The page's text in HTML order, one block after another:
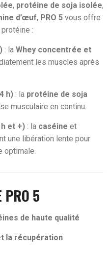
, protéine de soja isolée,
d’œuf, PRO 5 vous offre
:
: laWhey concentrée et
les muscles après
h) : la protéine de soja
musculaire en continu.
et +) : la caséine et
une libération lente pour
optimale.
PRO 5
de haute qualité
la récupération